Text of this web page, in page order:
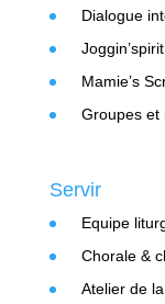
Dialogue
Joggin’spirit
Mamie’s
Groupes et
Servir
Equipe
Chorale &
Atelier de